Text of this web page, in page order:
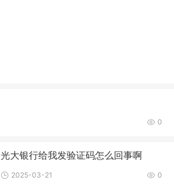
0
光大银行给我发验证码怎么回事啊
2025-03-21 0